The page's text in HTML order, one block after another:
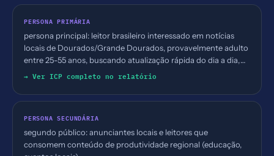
PERSONA PRIMÁRIA
persona principal: leitor brasileiro interessado em notícias
locais de Dourados/Grande Dourados, provavelmente adulto
entre 25-55 anos, buscando atualização rápida do dia a dia,
com interesse em política, economia local e mobilidade
→ Ver ICP completo no relatório
PERSONA SECUNDÁRIA
segundo público: anunciantes locais e leitores que
consomem conteúdo de produtividade regional (educação,